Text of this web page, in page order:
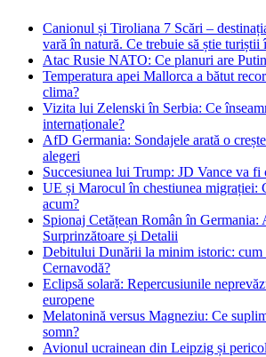
Canionul și Tiroliana 7 Scări –
vară în natură. Ce trebuie să știe
Atac Rusie NATO: Ce planuri are
Temperatura apei Mallorca a bătut
clima?
Vizita lui Zelenski în Serbia: Ce
internaționale?
AfD Germania: Sondajele arată o
alegeri
Succesiunea lui Trump: JD Vance va
UE și Marocul în chestiunea migrației:
acum?
Spionaj Cetățean Român în Germania:
Surprinzătoare și Detalii
Debitului Dunării la minim istoric: cum
Cernavodă?
Eclipsă solară: Repercusiunile
europene
Melatonină versus Magneziu: Ce
somn?
Avionul ucrainean din Leipzig și